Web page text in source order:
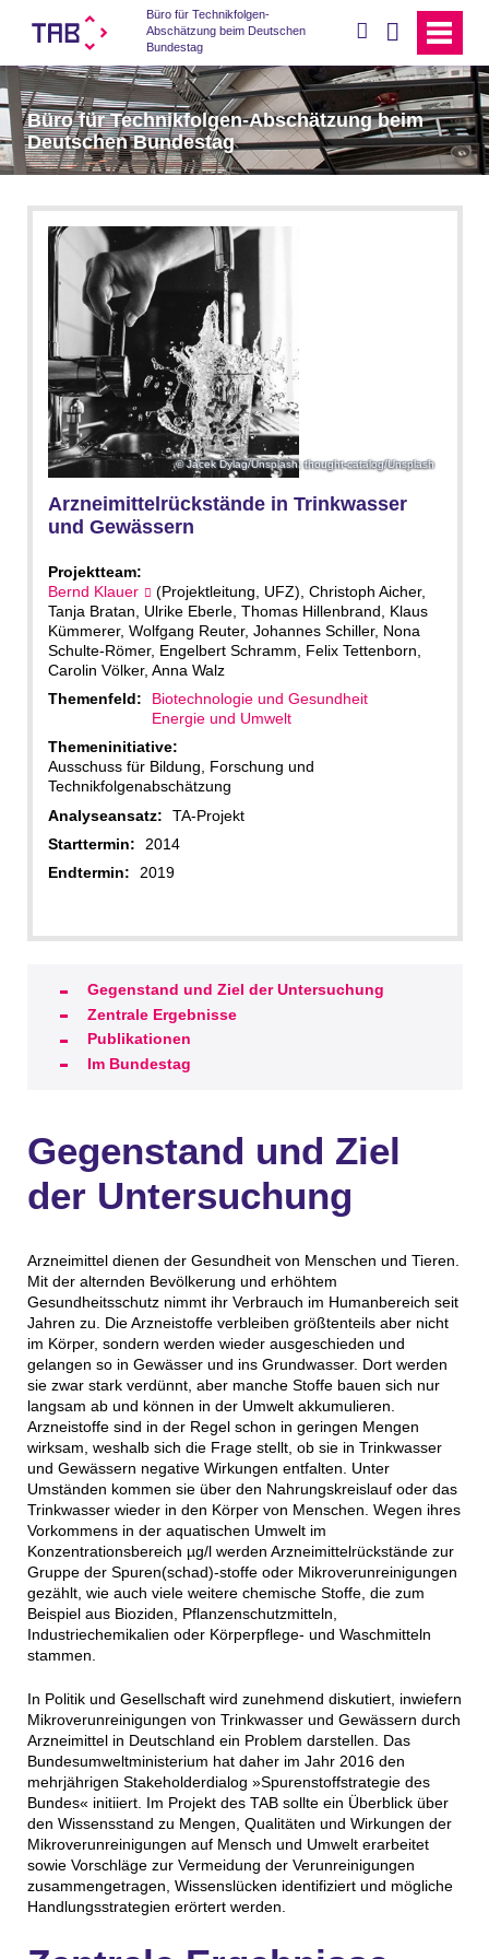
Büro für Technikfolgen-
Abschätzung beim Deutschen
Bundestag
Büro für Technikfolgen-Abschätzung beim
Deutschen Bundestag
Jacek Dylag/Unsplash; thought-catalog/Unsplash
Arzneimittelrückstände in Trinkwasser
und Gewässern
Projektteam:
Bernd Klauer
(Projektleitung, UFZ), Christoph Aicher,
Tanja Bratan, Ulrike Eberle, Thomas Hillenbrand, Klaus
Kümmerer, Wolfgang Reuter, Johannes Schiller, Nona
Schulte-Römer, Engelbert Schramm, Felix Tettenborn,
Carolin Völker, Anna Walz
Themenfeld:
Biotechnologie und Gesundheit
Energie und Umwelt
Themeninitiative:
Ausschuss für Bildung, Forschung und
Technikfolgenabschätzung
Analyseansatz:
TA-Projekt
Starttermin:
2014
Endtermin:
2019
Gegenstand und Ziel der Untersuchung
Zentrale Ergebnisse
Publikationen
Im Bundestag
Gegenstand und Ziel
der Untersuchung
Arzneimittel dienen der Gesundheit von Menschen und Tieren.
Mit der alternden Bevölkerung und erhöhtem
Gesundheitsschutz nimmt ihr Verbrauch im Humanbereich seit
Jahren zu. Die Arzneistoffe verbleiben größtenteils aber nicht
im Körper, sondern werden wieder ausgeschieden und
gelangen so in Gewässer und ins Grundwasser. Dort werden
sie zwar stark verdünnt, aber manche Stoffe bauen sich nur
langsam ab und können in der Umwelt akkumulieren.
Arzneistoffe sind in der Regel schon in geringen Mengen
wirksam, weshalb sich die Frage stellt, ob sie in Trinkwasser
und Gewässern negative Wirkungen entfalten. Unter
Umständen kommen sie über den Nahrungskreislauf oder das
Trinkwasser wieder in den Körper von Menschen. Wegen ihres
Vorkommens in der aquatischen Umwelt im
Konzentrationsbereich µg/l werden Arzneimittelrückstände zur
Gruppe der Spuren(schad)-stoffe oder Mikroverunreinigungen
gezählt, wie auch viele weitere chemische Stoffe, die zum
Beispiel aus Bioziden, Pflanzenschutzmitteln,
Industriechemikalien oder Körperpflege- und Waschmitteln
stammen.
In Politik und Gesellschaft wird zunehmend diskutiert, inwiefern
Mikroverunreinigungen von Trinkwasser und Gewässern durch
Arzneimittel in Deutschland ein Problem darstellen. Das
Bundesumweltministerium hat daher im Jahr 2016 den
mehrjährigen Stakeholderdialog »Spurenstoffstrategie des
Bundes« initiiert. Im Projekt des TAB sollte ein Überblick über
den Wissensstand zu Mengen, Qualitäten und Wirkungen der
Mikroverunreinigungen auf Mensch und Umwelt erarbeitet
sowie Vorschläge zur Vermeidung der Verunreinigungen
zusammengetragen, Wissenslücken identifiziert und mögliche
Handlungsstrategien erörtert werden.